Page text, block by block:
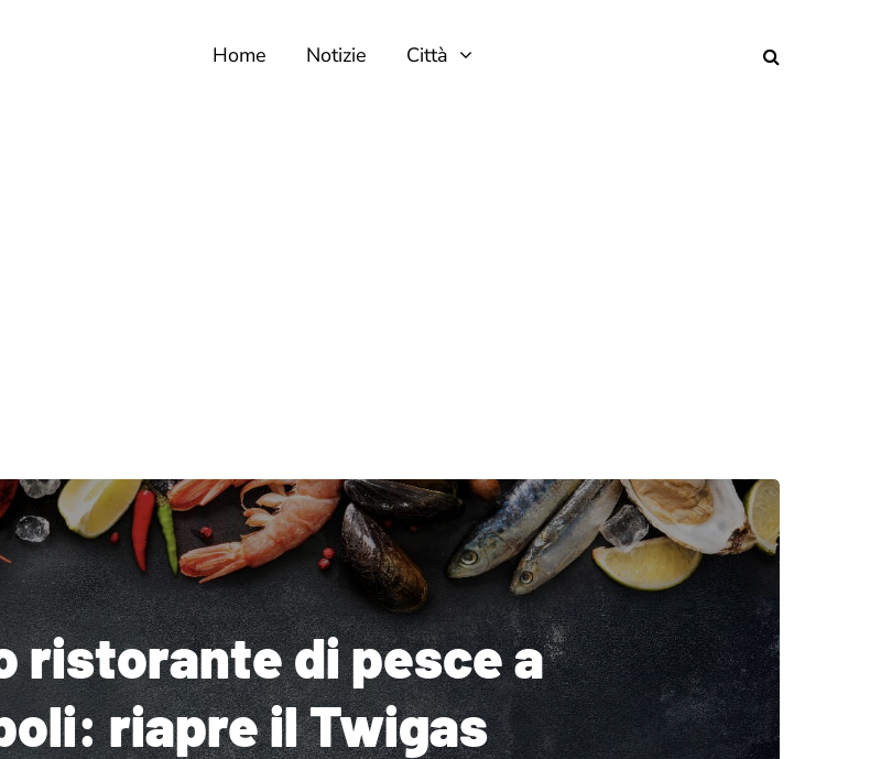
Home Notizie Città
ristorante di pesce a
riapre il Twigas